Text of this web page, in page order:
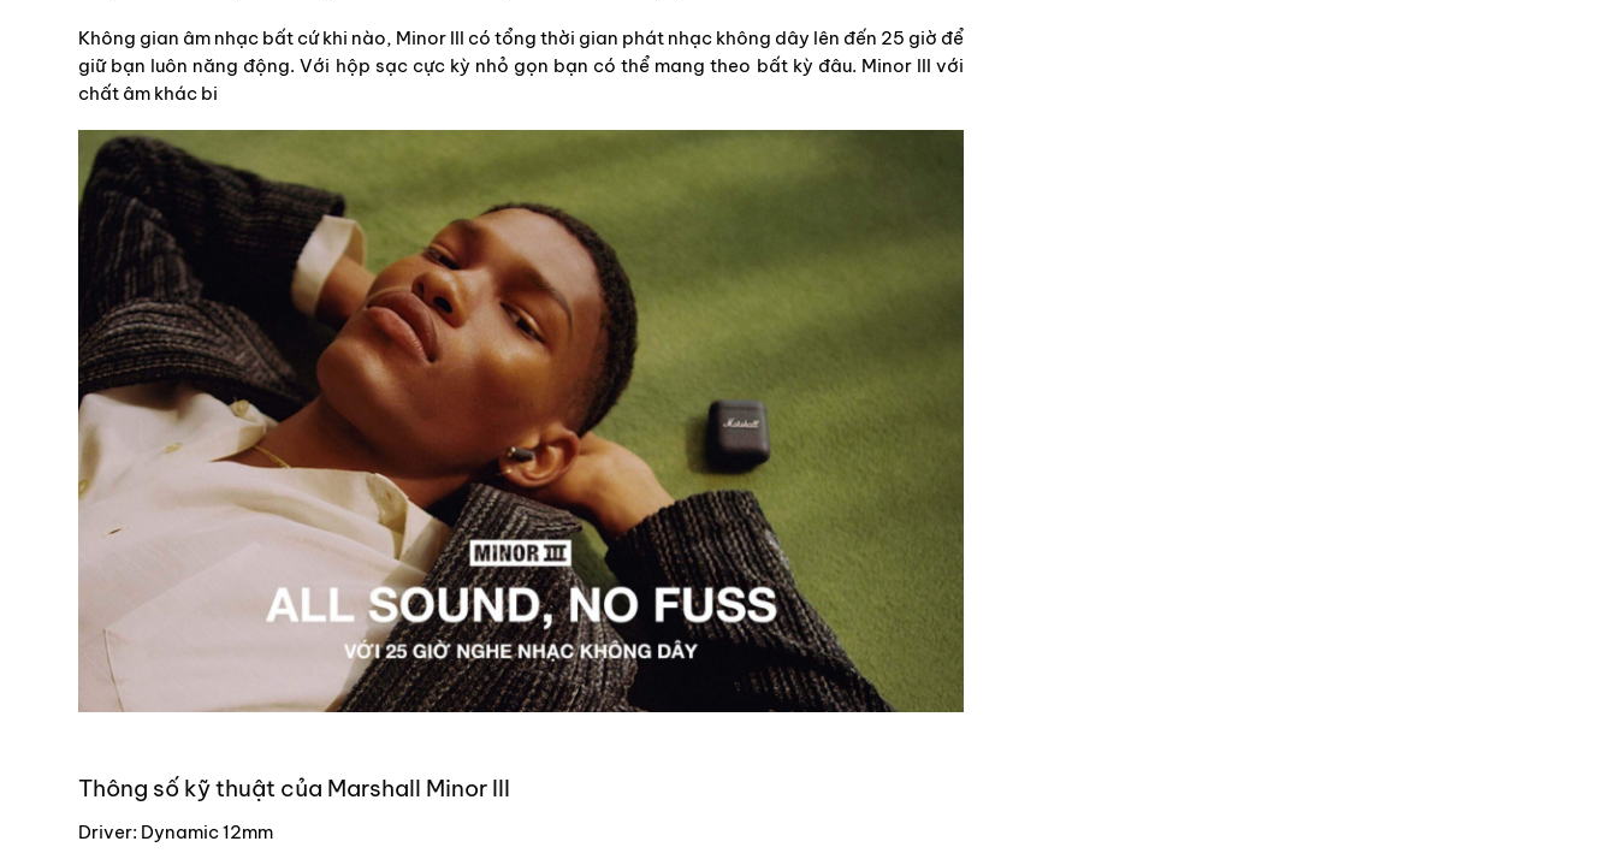
Không gian âm nhạc bất cứ khi nào, Minor III có tổng thời gian phát nhạc không dây lên đến 25 giờ để
giữ bạn luôn năng động. Với hộp sạc cực kỳ nhỏ gọn bạn có thể mang theo bất kỳ đâu. Minor III với
chất âm khác bi
Thông số kỹ thuật của Marshall Minor III
Driver: Dynamic 12mm